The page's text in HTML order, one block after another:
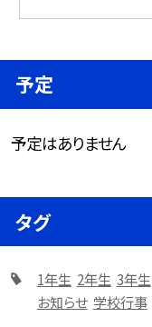
予定
予定はありません
タグ
1年生 2年生 3年生
お知らせ 学校行事